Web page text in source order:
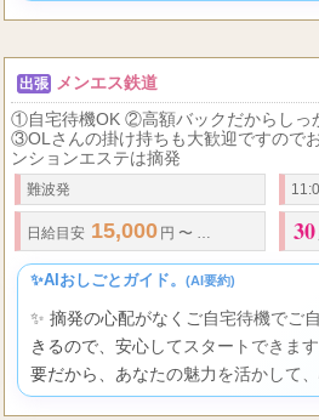
すよ。
出張 メンエス鉄道
①自宅待機OK ②高額バックだからしっ
③OLさんの掛け持ちも大歓迎ですので
ンションエステは摘発
難波発
日給 目安 15,000 円 〜 35,000 ★日
30
✨AIおしごとガイド。 (AI要約)
✨ 摘発の心配がなくご自宅待機でご
きるので、安心してスタートできま
要だから、あなたの魅力を活かして
たらしく輝ける環境です。